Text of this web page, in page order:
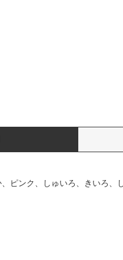
ピンク、しゅいろ、きいろ、